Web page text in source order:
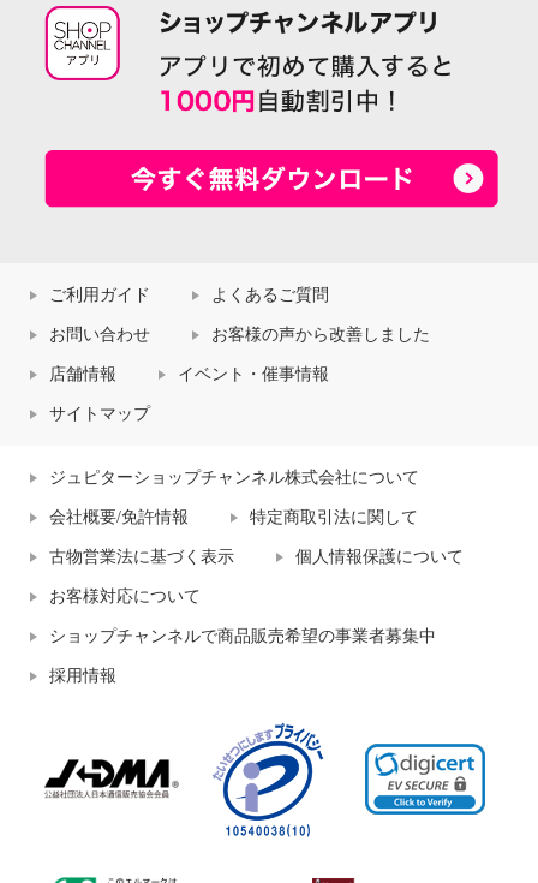
ご利用ガイド よくあるご質問
お問い合わせ お客様の声から改善しました
店舗情報 イベント・催事情報
サイトマップ
ジュピターショップチャンネル株式会社について
会社概要/免許情報 特定商取引法に関して
古物営業法に基づく表示 個人情報保護について
お客様対応について
ショップチャンネルで商品販売希望の事業者募集中
採用情報